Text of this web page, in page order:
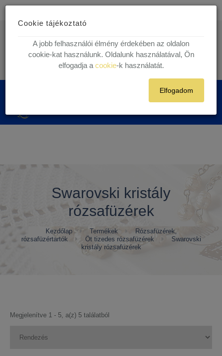
1 munkanapos házhoz szállítás!
+36 (70) 631 29 82 | +36 ( 1 ) 201 29 82
Belépés Regisztráció
0
Swarovski kristály
rózsafüzérek
Kezdőlap Termékek
Rózsafüzérek,
rózsafüzértartók
Öt tizedes rózsafüzérek
Swarovski
kristály rózsafüzérek
Megjelenítve 1 - 5, a(z) 5 találatból
Cookie tájékoztató
A jobb felhasználói élmény érdekében az oldalon
cookie-kat használunk. Oldalunk használatával, Ön
elfogadja a cookie-k használatát.
Elfogadom